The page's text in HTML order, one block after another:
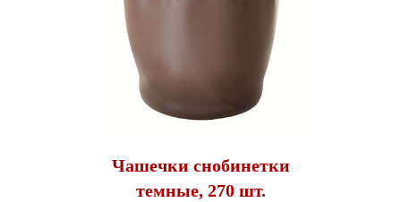
Чашечки снобинетки
темные, 270 шт.